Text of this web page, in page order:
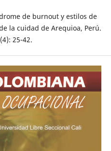
de burnout y estilos de
la cuidad de Arequioa, Perú.
25-42.